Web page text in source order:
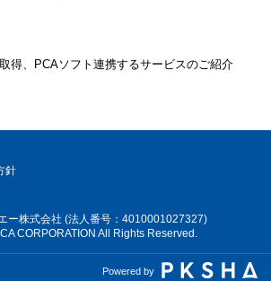
得、PCAソフト連携するサービスのご紹介
針
ー株式会社 (法人番号：4010001027327)
CORPORATION All Rights Reserved.
Powered by